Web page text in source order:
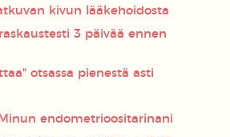
kivun lääkehoidosta
3 päivää ennen
otsassa pienestä asti
endometrioositarinani